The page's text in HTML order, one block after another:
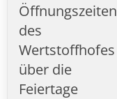
Öffnungszeiten
des
Wertstoffhofes
über die
Feiertage